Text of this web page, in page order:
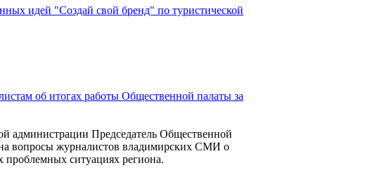
идей "Создай свой бренд" по туристической
об итогах работы Общественной палаты за
администрации Председатель Общественной
вопросы журналистов владимирских СМИ о
проблемных ситуациях региона.